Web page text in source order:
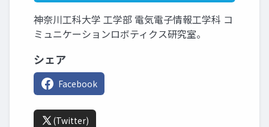
神奈川工科大学 工学部 電気電子情報工学科 コ
ミュニケーションロボティクス研究室。
シェア
Facebook
(Twitter)